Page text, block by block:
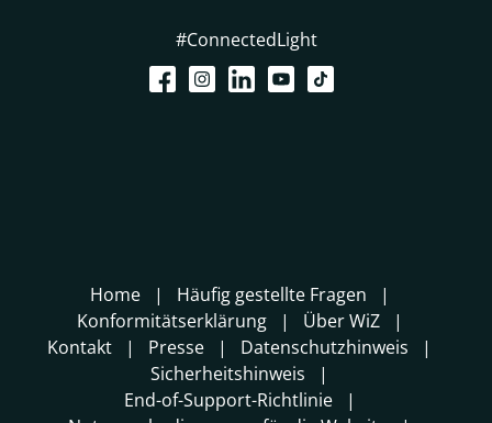
#ConnectedLight
Home
Häufig gestellte Fragen
Konformitätserklärung
Über WiZ
Kontakt
Presse
Datenschutzhinweis
Sicherheitshinweis
End-of-Support-Richtlinie